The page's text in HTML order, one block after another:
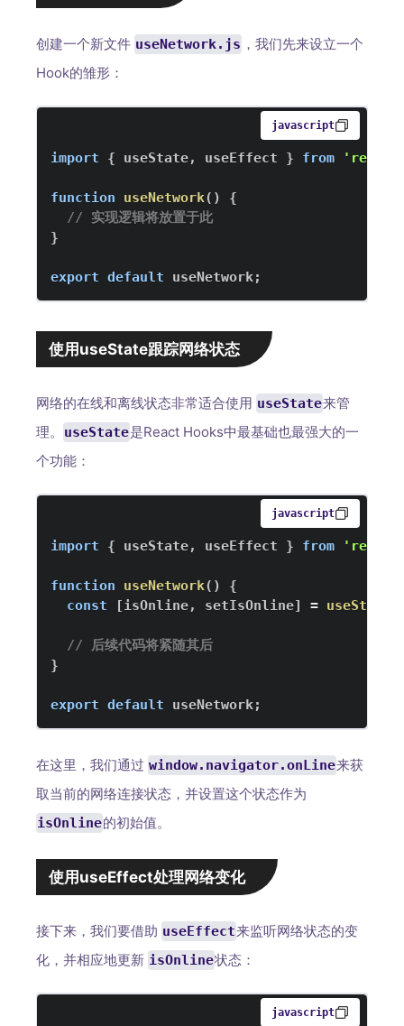
创建一个新文件 useNetwork.js ，我们先来设立一个
Hook的雏形：
javascript
import { useState, useEffect } from 'react'
function useNetwork( )
{
// 实现逻辑将放置于此
}
export default useNetwork;
使用useState跟踪网络状态
网络的在线和离线状态非常适合使用 useState来管
理。
useState是React Hooks中最基础也最强大的一
个功能：
javascript
import { useState, useEffect } from 'react'
function useNetwork( )
{
const
[isOnline, setIsOnline] = useState
// 后续代码将紧随其后
}
export default useNetwork;
在这里，我们通过 window.navigator.onLine来获
取当前的网络连接状态，并设置这个状态作为
isOnline的初始值。
使用useEffect处理网络变化
接下来，我们要借助 useEffect来监听网络状态的变
化，并相应地更新 isOnline状态：
javascript